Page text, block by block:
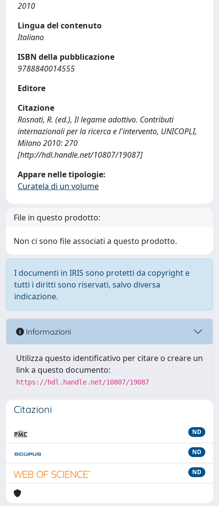
2010
Lingua del contenuto
Italiano
ISBN della pubblicazione
9788840014555
Editore
Citazione
Rosnati, R. (ed.), Il legame adottivo. Contributi
internazionali per la ricerca e l'intervento, UNICOPLI,
Milano 2010: 270
[http://hdl.handle.net/10807/19087]
Appare nelle tipologie:
Curatela di un volume
File in questo prodotto:
Non ci sono file associati a questo prodotto.
I documenti in IRIS sono protetti da copyright e
tutti i diritti sono riservati, salvo diversa
indicazione.
Informazioni
Utilizza questo identificativo per citare o creare un
link a questo documento:
https://hdl.handle.net/10807/19087
Citazioni
ND
ND
ND